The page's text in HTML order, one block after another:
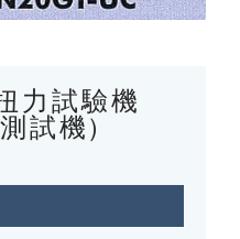
力試驗機
試機)